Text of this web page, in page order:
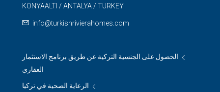
KONYAALTI / ANTALYA / TURKEY
info@turkishrivierahomes.com
الحصول على الجنسية التركية عن طريق برنامج الاستثمار
العقاري
الرعاية الصحية في تركيا